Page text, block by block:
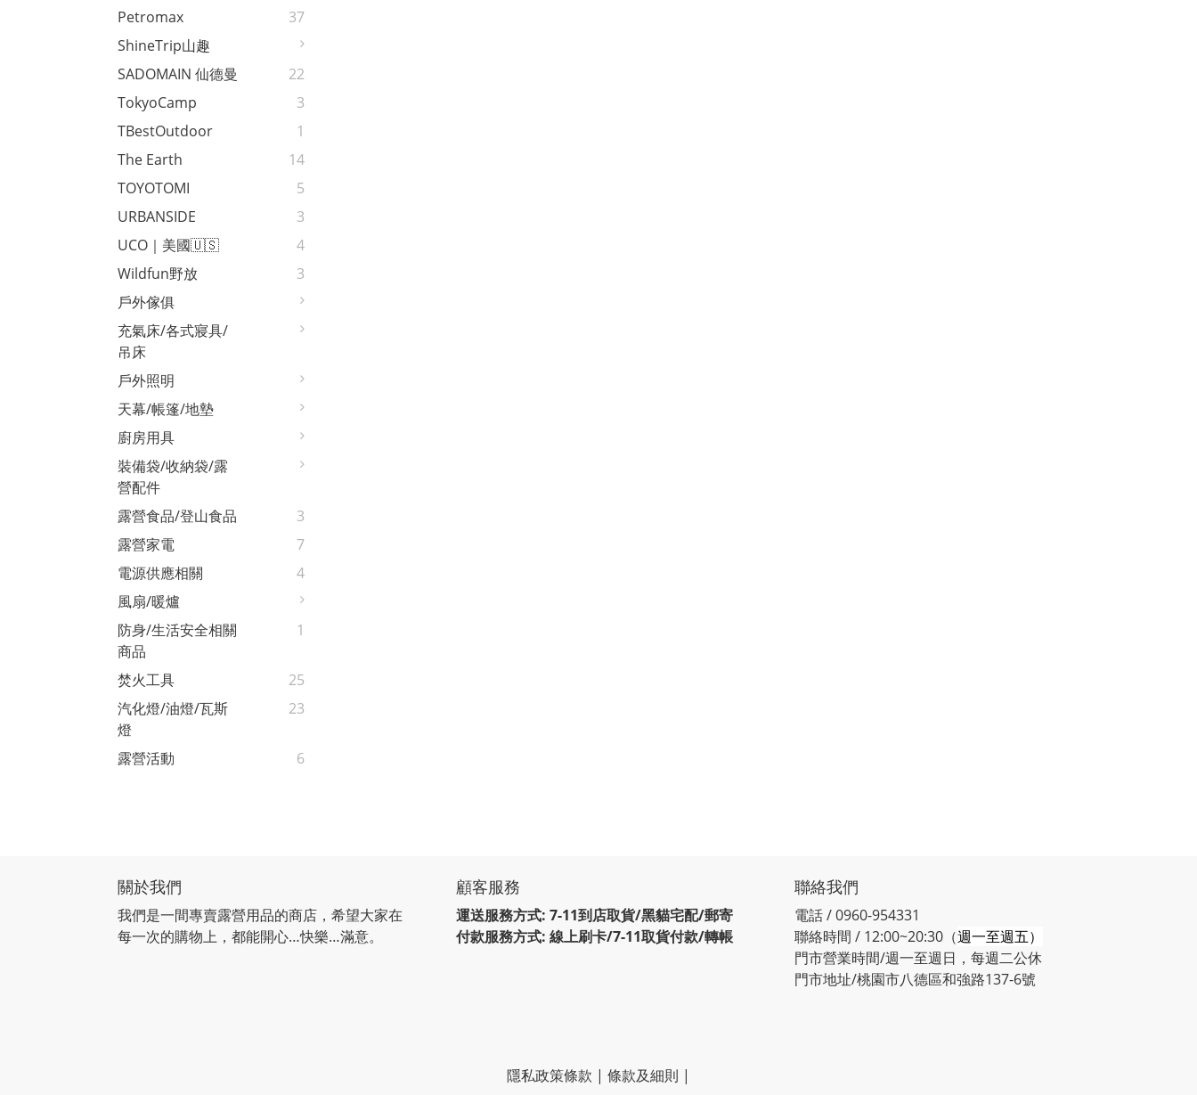
Petromax
37
ShineTrip山趣
SADOMAIN 仙德曼
22
TokyoCamp
3
TBestOutdoor
1
The Earth
14
TOYOTOMI
5
URBANSIDE
3
UCO｜美國🇺🇸
4
Wildfun野放
3
戶外傢俱
充氣床/各式寢具/
吊床
戶外照明
天幕/帳篷/地墊
廚房用具
裝備袋/收納袋/露
營配件
露營食品/登山食品
3
露營家電
7
電源供應相關
4
風扇/暖爐
防身/生活安全相關
商品
1
焚火工具
25
汽化燈/油燈/瓦斯
燈
23
露營活動 6
關於我們
我們是一間專賣露營用品的商店，希望大家在
每一次的購物上，都能開心…快樂…滿意。
顧客服務
運送服務方式: 7-11到店取貨/黑貓宅配/郵寄
付款服務方式: 線上刷卡/7-11取貨付款/轉帳
聯絡我們
電話 / 0960-954331
聯絡時間 / 12:00~20:30（週一至週五）
門市營業時間/週一至週日，每週二公休
門市地址/桃園市八德區和強路137-6號
隱私政策條款 | 條款及細則 |